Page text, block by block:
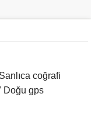
coğrafi
Doğu gps